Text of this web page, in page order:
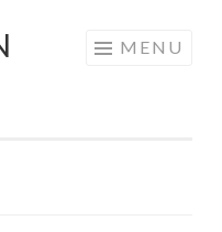
MENU